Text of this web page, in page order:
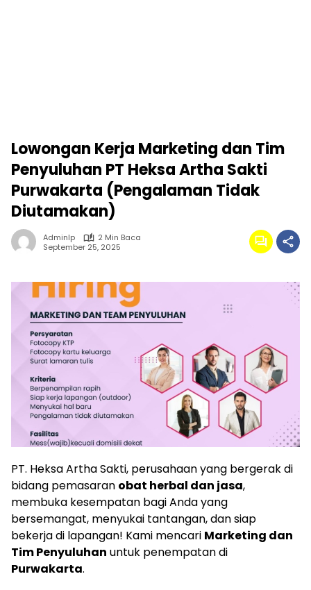
Lowongan Kerja Marketing dan Tim
Penyuluhan PT Heksa Artha Sakti
Purwakarta (Pengalaman Tidak
Diutamakan)
Adminlp
2 Min Baca
September 25, 2025
PT. Heksa Artha Sakti, perusahaan yang bergerak di
bidang pemasaran obat herbal dan jasa,
membuka kesempatan bagi Anda yang
bersemangat, menyukai tantangan, dan siap
bekerja di lapangan! Kami mencari Marketing dan
Tim Penyuluhan untuk penempatan di
Purwakarta.